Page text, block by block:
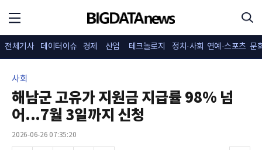
전체기사 데이터이슈 경제 산업 테크놀로지 정치·사회 연예·스포츠 문
사회
해남군 고유가 지원금 지급률 98% 넘
어...7월 3일까지 신청
2026-06-26 07:35:20